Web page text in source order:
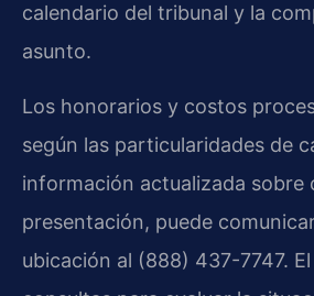
calendario del tribunal y la
asunto.
Los honorarios y costos
según las particularidades de
información actualizada sobre
presentación, puede
ubicación al (888) 437-7747.